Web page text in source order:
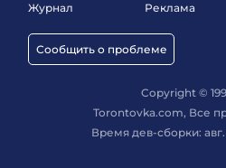
Журнал
Сообщить о проблеме
Реклама
Copyright ©
Torontovka.com, Все
Время дев-сборки: авг.